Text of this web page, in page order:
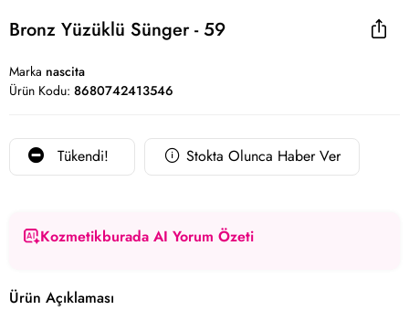
Bronz Yüzüklü Sünger - 59
Marka nascita
Ürün Kodu: 8680742413546
Tükendi! Stokta Olunca Haber Ver
Kozmetikburada AI Yorum Özeti
Ürün Açıklaması